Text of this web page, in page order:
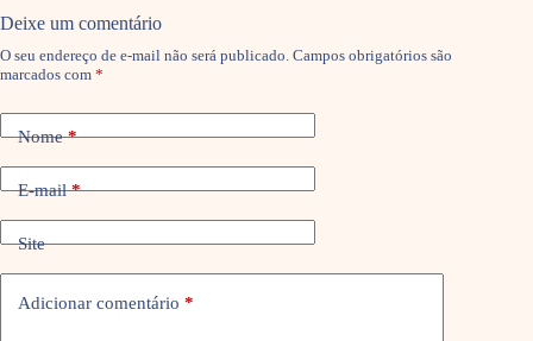
Deixe um comentário
O seu endereço de e-mail não será publicado. Campos obrigatórios são
marcados com *
Nome*
E-mail*
Site
Adicionar comentário *